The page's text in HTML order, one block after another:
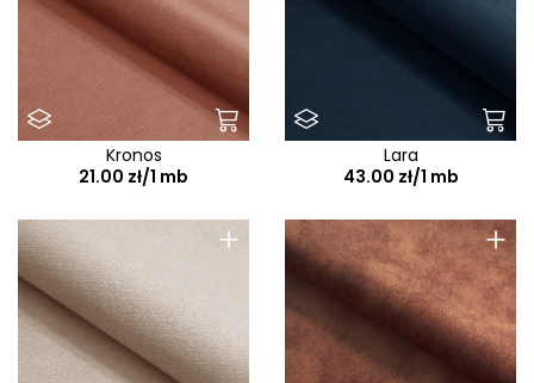
Kronos
21.00 zł/1 mb
Lara
43.00 zł/1 mb
+ +